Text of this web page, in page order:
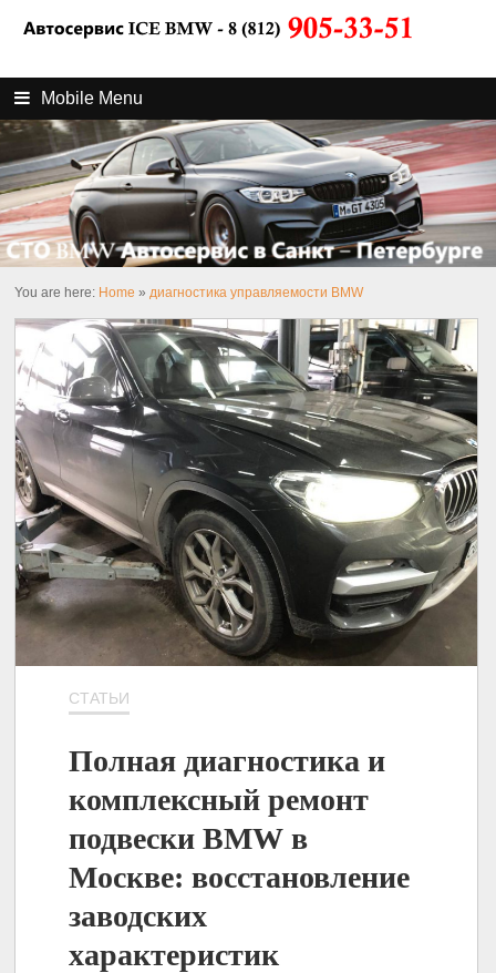
Mobile Menu
You are here: Home »диагностика управляемости BMW
СТАТЬИ
Полная диагностика и
комплексный ремонт
подвески BMW в
Москве: восстановление
заводских
характеристик